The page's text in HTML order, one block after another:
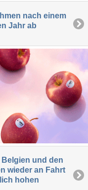
nach einem
Jahr ab
und den
wieder an Fahrt
hohen